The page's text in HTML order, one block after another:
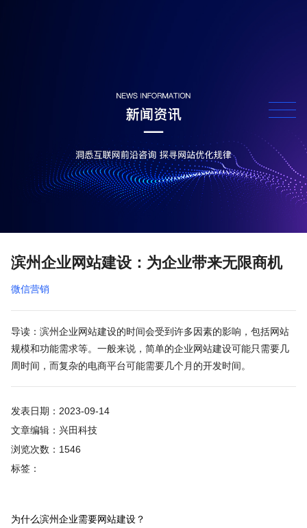
滨州企业网站建设：为企业带来无限商机
微信营销
导读：滨州企业网站建设的时间会受到许多因素的影响，包括网站
规模和功能需求等。一般来说，简单的企业网站建设可能只需要几
周时间，而复杂的电商平台可能需要几个月的开发时间。
发表日期：2023-09-14
文章编辑：兴田科技
浏览次数：1546
标签：
为什么滨州企业需要网站建设？